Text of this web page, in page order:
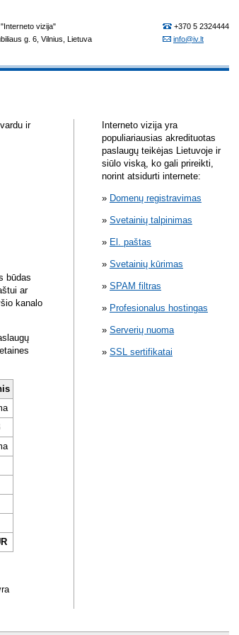
ir
būdas
ar
kanalo
Interneto vizija yra
populiariausias akredituotas
paslaugų teikėjas Lietuvoje ir
siūlo viską, ko gali prireikti,
norint atsidurti internete:
Domenų registravimas
Svetainių talpinimas
El. paštas
Svetainių kūrimas
SPAM filtras
Profesionalus hostingas
Serverių nuoma
SSL sertifikatai